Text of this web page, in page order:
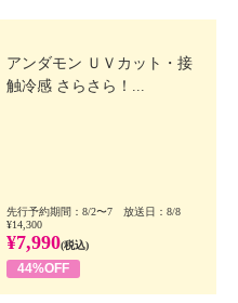
アンダモン ＵＶカット・接
触冷感 さらさら！...
先行予約期間：8/2〜7 放送日：8/8
¥14,300
¥7,990(税込)
44%OFF